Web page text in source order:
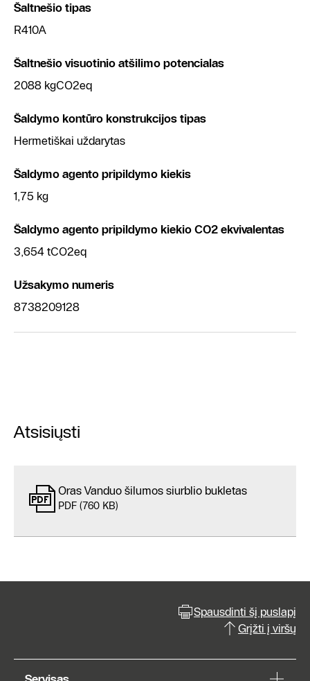
Šaltnešio tipas
R410A
Šaltnešio visuotinio atšilimo potencialas
2088 kgCO2eq
Šaldymo kontūro konstrukcijos tipas
Hermetiškai uždarytas
Šaldymo agento pripildymo kiekis
1,75 kg
Šaldymo agento pripildymo kiekio CO2 ekvivalentas
3,654 tCO2eq
Užsakymo numeris
8738209128
Atsisiųsti
Oras Vanduo šilumos siurblio bukletas
PDF (760 KB)
Spausdinti šį puslapį
Grįžti į viršų